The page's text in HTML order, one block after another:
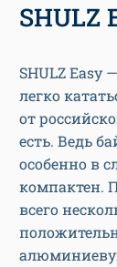
SHULZ
SHULZ Easy
легко
от
есть. Ведь
особенно в
компактен.
всего